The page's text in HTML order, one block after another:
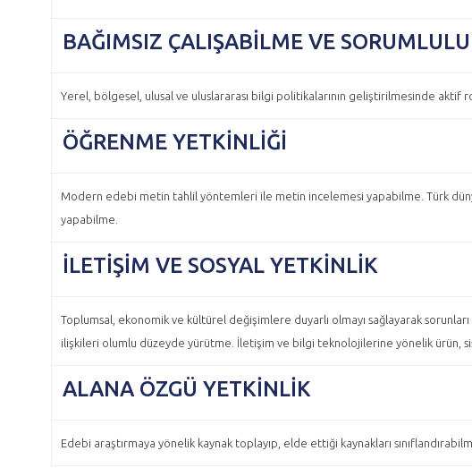
BAĞIMSIZ ÇALIŞABILME VE
Yerel, bölgesel, ulusal ve uluslararası bilgi politikalarının geliştirilmesinde aktif
ÖĞRENME YETKINLIĞI
Modern edebi metin tahlil yöntemleri ile metin incelemesi yapabilme. Türk
yapabilme.
İLETIŞIM VE SOSYAL YETKINLIK
Toplumsal, ekonomik ve kültürel değişimlere duyarlı olmayı sağlayarak
ilişkileri olumlu düzeyde yürütme. İletişim ve bilgi teknolojilerine yönelik ürün,
ALANA ÖZGÜ YETKINLIK
Edebi araştırmaya yönelik kaynak toplayıp, elde ettiği kaynakları